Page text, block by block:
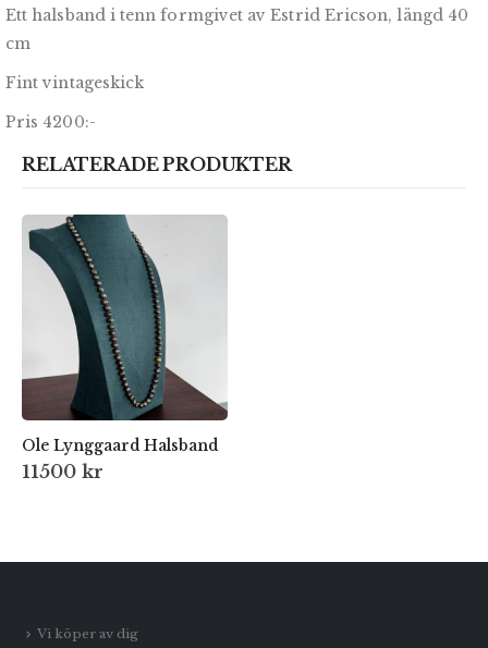
Ett halsband i tenn formgivet av Estrid Ericson, längd 40
cm
Fint vintageskick
Pris 4200:-
RELATERADE PRODUKTER
Ole Lynggaard Halsband
11500 kr
Vi köper av dig